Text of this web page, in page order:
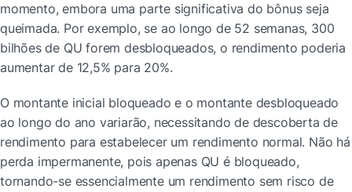
momento, embora uma parte significativa do bônus seja
queimada. Por exemplo, se ao longo de 52 semanas, 300
bilhões de QU forem desbloqueados, o rendimento poderia
aumentar de 12,5% para 20%.
O montante inicial bloqueado e o montante desbloqueado
ao longo do ano variarão, necessitando de descoberta de
rendimento para estabelecer um rendimento normal. Não há
perda impermanente, pois apenas QU é bloqueado,
tornando-se essencialmente um rendimento sem risco de